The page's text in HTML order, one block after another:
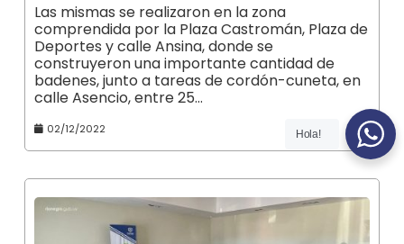
Las mismas se realizaron en la zona
comprendida por la Plaza Castromán, Plaza de
Deportes y calle Ansina, donde se
construyeron una importante cantidad de
badenes, junto a tareas de cordón-cuneta, en
calle Asencio, entre 25…
02/12/2022 Hola!